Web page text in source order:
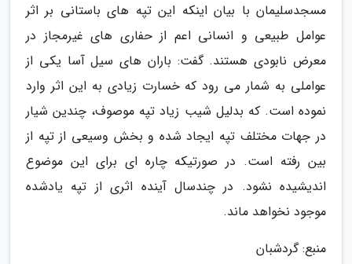
مسجدسلیمان با بیان اینکه این تپه های باستانی بر اثر
عوامل طبیعی و انسانی اعم از حفاری های غیرمجاز در
معرض نابودی هستند. گفت: باران های سیل آسا یکی از
عواملی به شمار می رود که خسارت زیادی به این اثر وارد
نموده است. که بدلیل شیب زیاد تپه موصوف، چندین شیار
در جهات مختلف تپه ایجاد شده و بخش وسیعی از تپه از
بین رفته است. در صورتیکه چاره ای برای این موضوع
اندیشیده نشود. در چندسال آینده اثری از تپه یادشده
موجود نخواهد ماند.
منبع: گردشبان